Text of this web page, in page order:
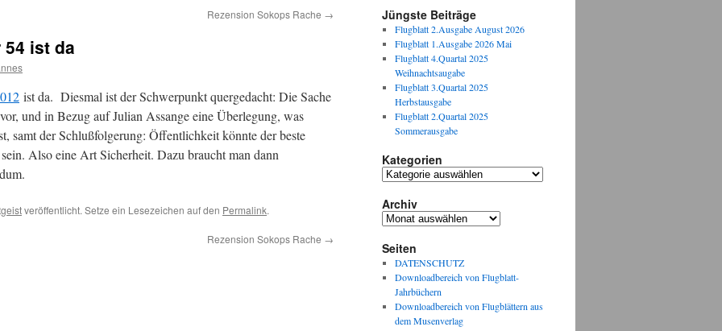
Rezension Sokops Rache →
ist da
ist da. Diesmal ist der Schwerpunkt quergedacht: Die Sache
und in Bezug auf Julian Assange eine Überlegung, was
samt der Schlußfolgerung: Öffentlichkeit könnte der beste
Also eine Art Sicherheit. Dazu braucht man dann
veröffentlicht. Setze ein Lesezeichen auf den Permalink.
Rezension Sokops Rache →
Jüngste Beiträge
Flugblatt 2.Ausgabe August 2026
Flugblatt 1.Ausgabe 2026 Mai
Flugblatt 4.Quartal 2025
Weihnachtsaugabe
Flugblatt 3.Quartal 2025
Herbstausgabe
Flugblatt 2.Quartal 2025
Sommerausgabe
Kategorien
Kategorien
Archiv
Archiv
Seiten
DATENSCHUTZ
Downloadbereich von Flugblatt-
Jahrbüchern
Downloadbereich von Flugblättern aus
dem Musenverlag